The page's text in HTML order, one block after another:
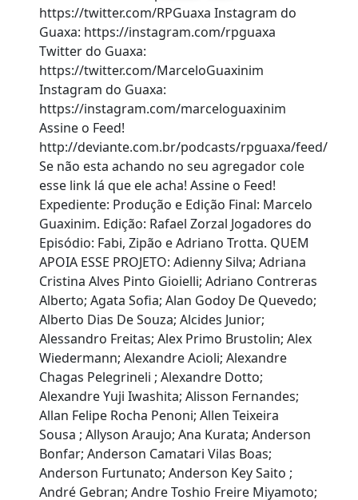
https://twitter.com/RPGuaxa Instagram do
Guaxa: https://instagram.com/rpguaxa
Twitter do Guaxa:
https://twitter.com/MarceloGuaxinim
Instagram do Guaxa:
https://instagram.com/marceloguaxinim
Assine o Feed!
http://deviante.com.br/podcasts/rpguaxa/feed/
Se não esta achando no seu agregador cole
esse link lá que ele acha! Assine o Feed!
Expediente: Produção e Edição Final: Marcelo
Guaxinim. Edição: Rafael Zorzal Jogadores do
Episódio: Fabi, Zipão e Adriano Trotta. QUEM
APOIA ESSE PROJETO: Adienny Silva; Adriana
Cristina Alves Pinto Gioielli; Adriano Contreras
Alberto; Agata Sofia; Alan Godoy De Quevedo;
Alberto Dias De Souza; Alcides Junior;
Alessandro Freitas; Alex Primo Brustolin; Alex
Wiedermann; Alexandre Acioli; Alexandre
Chagas Pelegrineli ; Alexandre Dotto;
Alexandre Yuji Iwashita; Alisson Fernandes;
Allan Felipe Rocha Penoni; Allen Teixeira
Sousa ; Allyson Araujo; Ana Kurata; Anderson
Bonfar; Anderson Camatari Vilas Boas;
Anderson Furtunato; Anderson Key Saito ;
André Gebran; Andre Toshio Freire Miyamoto;